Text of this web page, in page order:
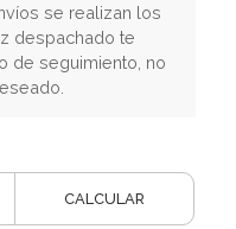
se realizan los
despachado te
de seguimiento, no
CALCULAR